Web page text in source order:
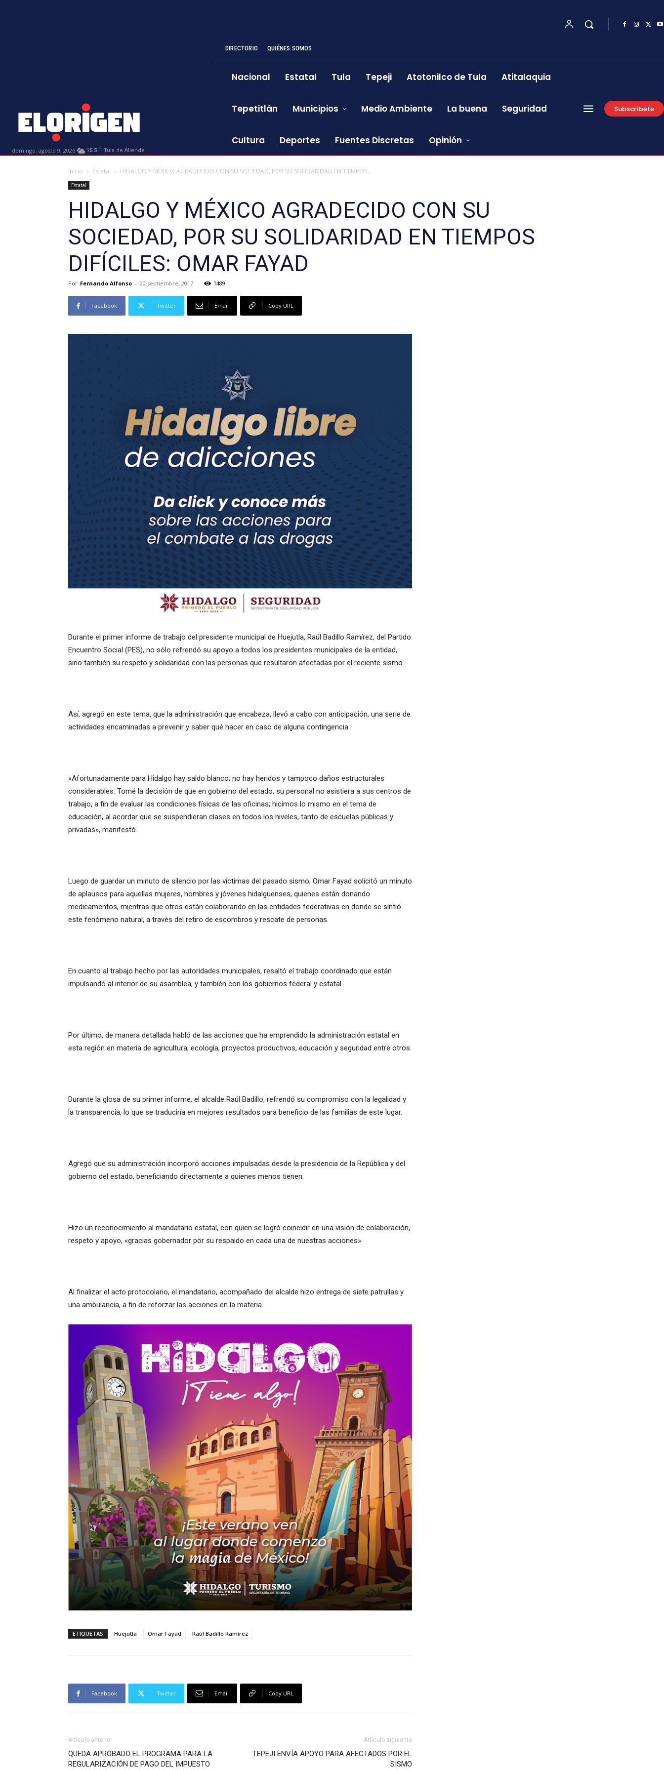
domingo, agosto 9, 2026 15.5 C Tula de Allende
DIRECTORIO QUIÉNES SOMOS
Nacional Estatal Tula Tepeji Atotonilco de Tula Atitalaquia
Tepetitlán Municipios Medio Ambiente La buena Seguridad
Cultura Deportes Fuentes Discretas Opinión
Subscríbete
Inicio Estatal HIDALGO Y MÉXICO AGRADECIDO CON SU SOCIEDAD, POR SU SOLIDARIDAD EN TIEMPOS...
Estatal
HIDALGO Y MÉXICO AGRADECIDO CON SU
SOCIEDAD, POR SU SOLIDARIDAD EN TIEMPOS
DIFÍCILES: OMAR FAYAD
Por Fernando Alfonso - 20 septiembre, 2017 1489
Facebook Twitter Email Copy URL
Durante el primer informe de trabajo del presidente municipal de Huejutla, Raúl Badillo Ramírez, del Partido
Encuentro Social (PES), no sólo refrendó su apoyo a todos los presidentes municipales de la entidad,
sino también su respeto y solidaridad con las personas que resultaron afectadas por el reciente sismo.
Así, agregó en este tema, que la administración que encabeza, llevó a cabo con anticipación, una serie de
actividades encaminadas a prevenir y saber qué hacer en caso de alguna contingencia.
«Afortunadamente para Hidalgo hay saldo blanco; no hay heridos y tampoco daños estructurales
considerables. Tomé la decisión de que en gobierno del estado, su personal no asistiera a sus centros de
trabajo, a fin de evaluar las condiciones físicas de las oficinas; hicimos lo mismo en el tema de
educación, al acordar que se suspendieran clases en todos los niveles, tanto de escuelas públicas y
privadas», manifestó.
Luego de guardar un minuto de silencio por las víctimas del pasado sismo, Omar Fayad solicitó un minuto
de aplausos para aquellas mujeres, hombres y jóvenes hidalguenses, quienes están donando
medicamentos, mientras que otros están colaborando en las entidades federativas en donde se sintió
este fenómeno natural, a través del retiro de escombros y rescate de personas.
En cuanto al trabajo hecho por las autoridades municipales, resaltó el trabajo coordinado que están
impulsando al interior de su asamblea, y también con los gobiernos federal y estatal.
Por último, de manera detallada habló de las acciones que ha emprendido la administración estatal en
esta región en materia de agricultura, ecología, proyectos productivos, educación y seguridad entre otros.
Durante la glosa de su primer informe, el alcalde Raúl Badillo, refrendó su compromiso con la legalidad y
la transparencia, lo que se traduciría en mejores resultados para beneficio de las familias de este lugar.
Agregó que su administración incorporó acciones impulsadas desde la presidencia de la República y del
gobierno del estado, beneficiando directamente a quienes menos tienen.
Hizo un reconocimiento al mandatario estatal, con quien se logró coincidir en una visión de colaboración,
respeto y apoyo, «gracias gobernador por su respaldo en cada una de nuestras acciones».
Al finalizar el acto protocolario, el mandatario, acompañado del alcalde hizo entrega de siete patrullas y
una ambulancia, a fin de reforzar las acciones en la materia.
ETIQUETAS Huejutla Omar Fayad Raúl Badillo Ramírez
Facebook Twitter Email Copy URL
Artículo anterior
QUEDA APROBADO EL PROGRAMA PARA LA
REGULARIZACIÓN DE PAGO DEL IMPUESTO
Artículo siguiente
TEPEJI ENVÍA APOYO PARA AFECTADOS POR EL
SISMO